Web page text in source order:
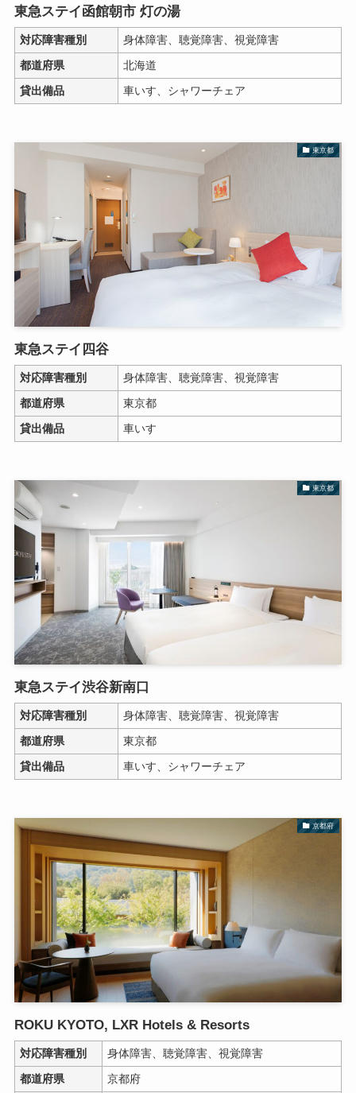
東急ステイ函館朝市 灯の湯
対応障害種別
身体障害、聴覚障害、視覚障害
都道府県
北海道
貸出備品
車いす、シャワーチェア
東京都
東急ステイ四谷
対応障害種別
身体障害、聴覚障害、視覚障害
都道府県
東京都
貸出備品
車いす
東京都
東急ステイ渋谷新南口
対応障害種別
身体障害、聴覚障害、視覚障害
都道府県
東京都
貸出備品
車いす、シャワーチェア
京都府
ROKU KYOTO, LXR Hotels & Resorts
対応障害種別
身体障害、聴覚障害、視覚障害
都道府県
京都府